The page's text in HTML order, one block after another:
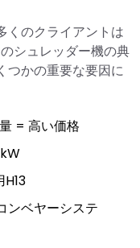
くのクライアントは
シュレッダー機の典
つかの重要な要因に
= 高い価格
ンベヤーシステ